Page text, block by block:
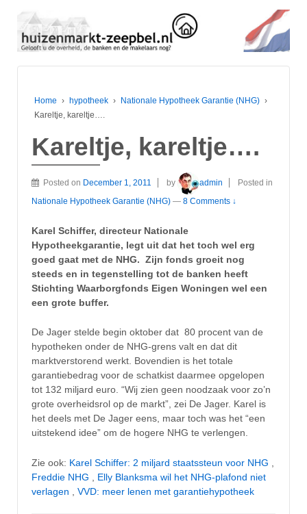
Home › hypotheek › Nationale Hypotheek Garantie (NHG) ›
Kareltje, kareltje….
Kareltje, kareltje….
Posted on December 1, 2011 by admin
Posted in
Nationale Hypotheek Garantie (NHG) — 8 Comments ↓
Karel Schiffer, directeur Nationale
Hypotheekgarantie, legt uit dat het toch wel erg
goed gaat met de NHG. Zijn fonds groeit nog
steeds en in tegenstelling tot de banken heeft
Stichting Waarborgfonds Eigen Woningen wel een
een grote buffer.
De Jager stelde begin oktober dat 80 procent van de
hypotheken onder de NHG-grens valt en dat dit
marktverstorend werkt. Bovendien is het totale
garantiebedrag voor de schatkist daarmee opgelopen
tot 132 miljard euro. “Wij zien geen noodzaak voor zo’n
grote overheidsrol op de markt”, zei De Jager. Karel is
het deels met De Jager eens, maar toch was het “een
uitstekend idee” om de hogere NHG te verlengen.
Zie ook: Karel Schiffer: 2 miljard staatssteun voor NHG
Freddie NHG
Elly Blanksma wil het NHG-plafond niet
verlagen
VVD: meer lenen met garantiehypotheek